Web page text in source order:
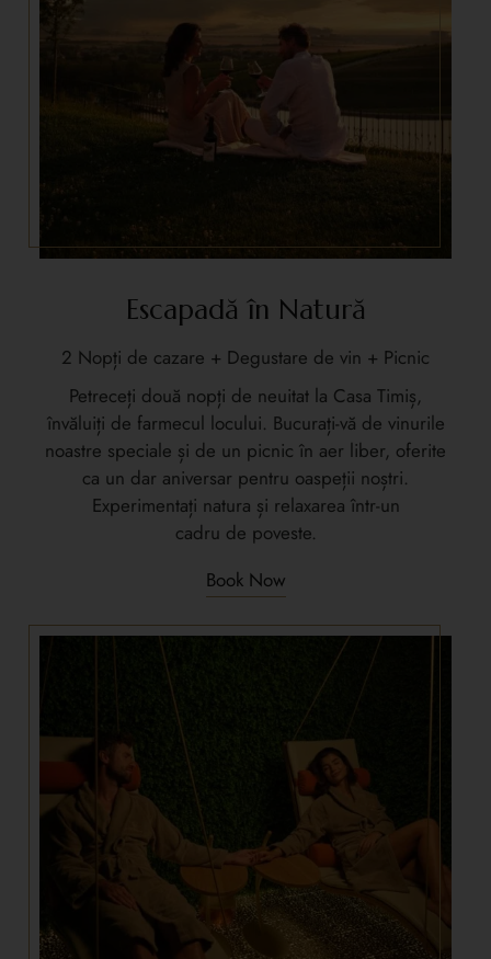
Escapadă în Natură
2 Nopți de cazare + Degustare de vin + Picnic
Petreceți două nopți de neuitat la Casa Timiș,
învăluiți de farmecul locului. Bucurați-vă de vinurile
noastre speciale și de un picnic în aer liber, oferite
ca un dar aniversar pentru oaspeții noștri.
Experimentați natura și relaxarea într-un
cadru de poveste.
Book Now